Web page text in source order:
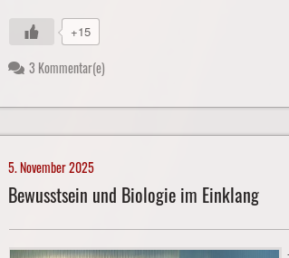
+15
3 Kommentar(e)
5. November 2025
Bewusstsein und Biologie im Einklang